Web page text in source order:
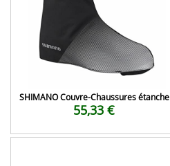
SHIMANO Couvre-Chaussures étanche
55,33 €